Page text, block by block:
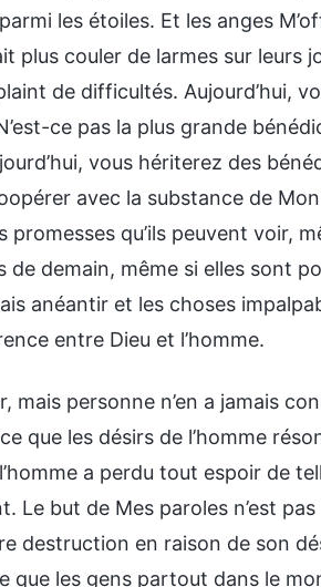
les étoiles. Et les anges
couler de larmes sur leurs
de difficultés. Aujourd’hui,
ce pas la plus grande
vous hériterez des
avec la substance de
qu’ils peuvent voir,
demain, même si elles sont
anéantir et les choses
entre Dieu et l’homme.
mais personne n’en a jamais
que les désirs de l’homme
a perdu tout espoir de
but de Mes paroles n’est pas
destruction en raison de son
que les gens partout dans le